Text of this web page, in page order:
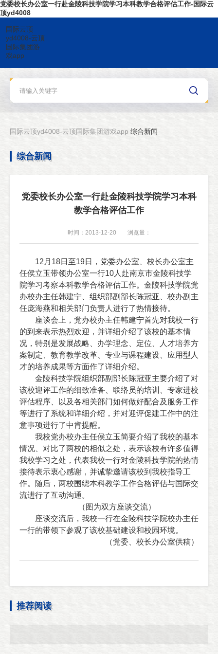
党委校长办公室一行赴金陵科技学院学习本科教学合格评估工作-国际云
顶yd4008
国际云顶
yd4008-云顶
国际集团游
戏app
国际云顶yd4008-云顶国际集团游戏app 综合新闻
综合新闻
党委校长办公室一行赴金陵科技学院学习本科
教学合格评估工作
时间：2013-12-20 浏览量：
12 月 18日至19日，党委办公室、校长办公室主
任侯立玉带领办公室一行10 人赴南京市金陵科技学
院学习考察本科教学合格评估工作。金陵科技学院党
办校办主任韩建宁、组织部副部长陈冠亚、校办副主
任庞海燕和相关部门负责人进行了热情接待。
座谈会上，党办校办主任韩建宁首先对我校一行
的到来表示热烈欢迎，并详细介绍了该校的基本情
况，特别是发展战略、办学理念、定位、人才培养方
案制定、教育教学改革、专业与课程建设、应用型人
才的培养成果等方面作了详细介绍。
金陵科技学院组织部副部长陈冠亚主要介绍了对
该校迎评工作的细致准备、联络员的培训、专家进校
评估程序、以及各相关部门如何做好配合及服务工作
等进行了系统和详细介绍，并对迎评促建工作中的注
意事项进行了中肯提醒。
我校党办校办主任侯立玉简要介绍了我校的基本
情况、对比了两校的相似之处，表示该校有许多值得
我校学习之处，代表我校一行对金陵科技学院的热情
接待表示衷心感谢，并诚挚邀请该校到我校指导工
作。随后，两校围绕本科教学工作合格评估与国际交
流进行了互动沟通。
（图 为双方座谈交流）
座谈交流后，我校一行在金陵科技学院校办主任
一行的带领下参观了该校基础建设和校园环境。
（党委、校长办公室供稿）
推荐阅读